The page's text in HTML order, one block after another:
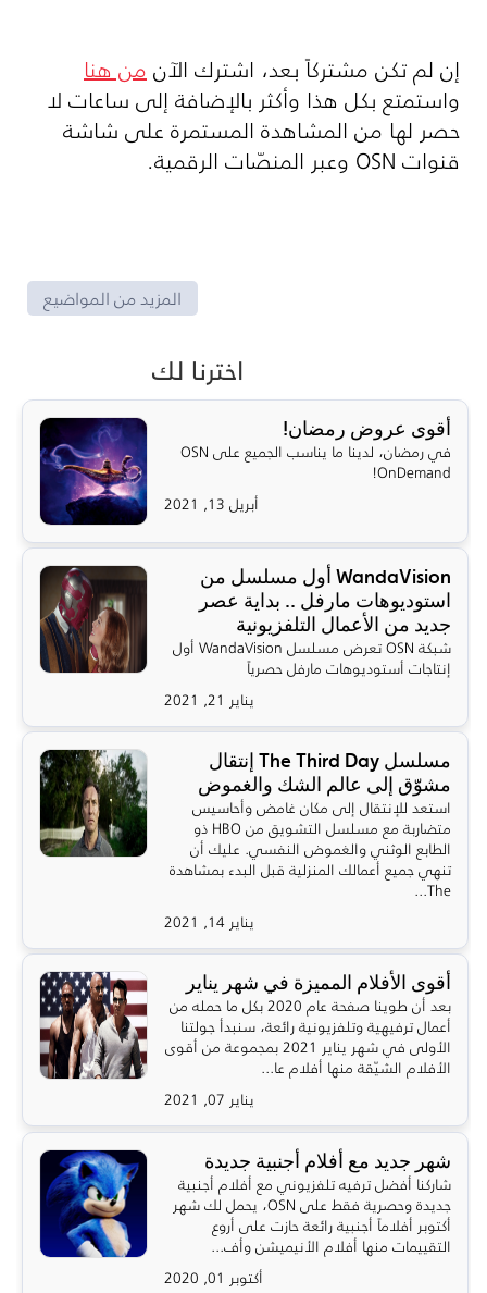
إن لم تكن مشتركاً بعد، اشترك الآنمن هنا
واستمتع بكل هذا وأكثر بالإضافة إلى ساعات لا
حصر لها من المشاهدة المستمرة على شاشة
قنواتOSN وعبر المنصّات الرقمية.
المزيد من المواضيع
اخترنا لك
أقوى عروض رمضان!
في رمضان، لدينا ما يناسب الجميع على OSN
OnDemand!
أبريل 13, 2021
WandaVision أول مسلسل من
استوديوهات مارفل .. بداية عصر
جديد من الأعمال التلفزيونية
شبكة OSN تعرض مسلسل WandaVision أول
إنتاجات أستوديوهات مارفل حصرياً
يناير 21, 2021
مسلسل The Third Day إنتقال
مشوّق إلى عالم الشك والغموض
استعد للإنتقال إلى مكان غامض وأحاسيس
متضاربة مع مسلسل التشويق من HBO ذو
الطابع الوثني والغموض النفسي. عليك أن
تنهي جميع أعمالك المنزلية قبل البدء بمشاهدة
The...
يناير 14, 2021
أقوى الأفلام المميزة في شهر يناير
بعد أن طوينا صفحة عام 2020 بكل ما حمله من
أعمال ترفيهية وتلفزيونية رائعة، سنبدأ جولتنا
الأولى في شهر يناير 2021 بمجموعة من أقوى
الأفلام الشيّقة منها أفلام عا...
يناير 07, 2021
شهر جديد مع أفلام أجنبية جديدة
شاركنا أفضل ترفيه تلفزيوني مع أفلام أجنبية
جديدة وحصرية فقط على OSN، يحمل لك شهر
أكتوبر أفلاماً أجنبية رائعة حازت على أروع
التقييمات منها أفلام الأنيميشن وأف...
أكتوبر 01, 2020